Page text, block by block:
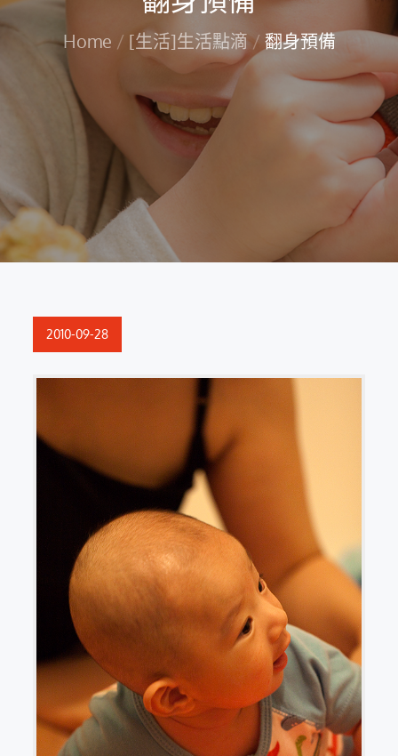
Home [生活]生活點滴 翻身預備
Posted
2010-09-28